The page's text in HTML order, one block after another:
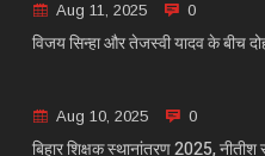
Aug 11, 2025 0
विजय सिन्हा और तेजस्वी यादव के बीच
Aug 10, 2025 0
बिहार शिक्षक स्थानांतरण 2025,